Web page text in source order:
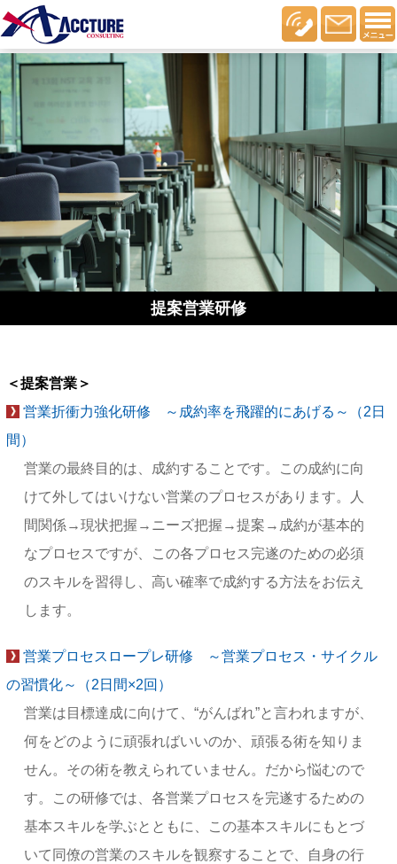
提案営業研修
＜提案営業＞
営業折衝力強化研修 ～成約率を飛躍的にあげる～（2日
間）
営業の最終目的は、成約することです。この成約に向
けて外してはいけない営業のプロセスがあります。人
間関係→現状把握→ニーズ把握→提案→成約が基本的
なプロセスですが、この各プロセス完遂のための必須
のスキルを習得し、高い確率で成約する方法をお伝え
します。
営業プロセスロープレ研修 ～営業プロセス・サイクル
の習慣化～（2日間×2回）
営業は目標達成に向けて、“がんばれ”と言われますが、
何をどのように頑張ればいいのか、頑張る術を知りま
せん。その術を教えられていません。だから悩むので
す。この研修では、各営業プロセスを完遂するための
基本スキルを学ぶとともに、この基本スキルにもとづ
いて同僚の営業のスキルを観察することで、自身の行